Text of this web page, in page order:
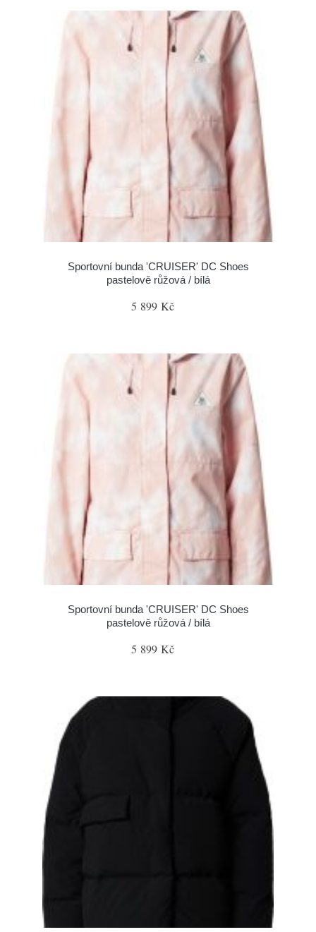
Sportovní bunda 'CRUISER' DC Shoes
pastelově růžová / bílá
5 899 Kč
Sportovní bunda 'CRUISER' DC Shoes
pastelově růžová / bílá
5 899 Kč